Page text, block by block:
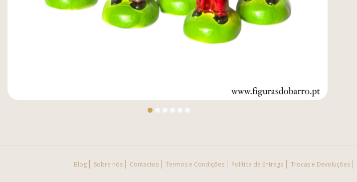
Blog Sobre nós Contactos Termos e Condições Política de Entrega Trocas e Devoluções